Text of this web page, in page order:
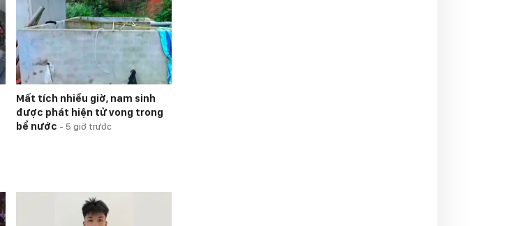
Mất tích nhiều giờ, nam sinh
được phát hiện tử vong trong
bể nước - 5 giờ trước